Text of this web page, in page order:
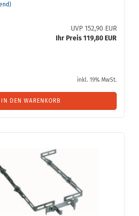
UVP 152,90 EUR
Ihr Preis 119,80 EUR
inkl. 19% MwSt.
IN DEN WARENKORB